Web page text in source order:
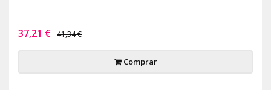
37,21 € 41,34 €
Comprar